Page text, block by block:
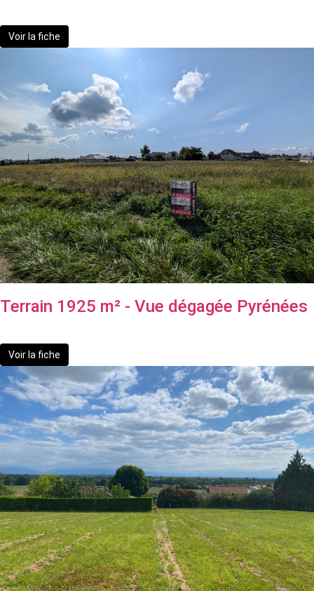
Voir la fiche
Terrain 1925 m² - Vue dégagée Pyrénées
Voir la fiche